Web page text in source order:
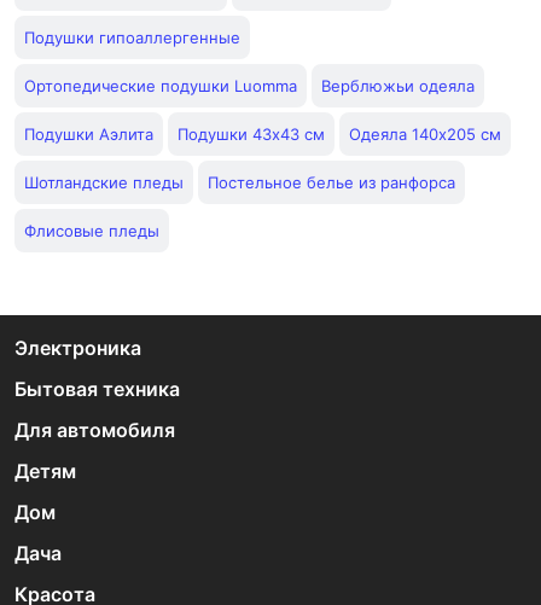
Подушки гипоаллергенные
Ортопедические подушки Luomma Верблюжьи одеяла
Подушки Аэлита Подушки 43x43 см Одеяла 140x205 см
Шотландские пледы Постельное белье из ранфорса
Флисовые пледы
Электроника
Бытовая техника
Для автомобиля
Детям
Дом
Дача
Красота